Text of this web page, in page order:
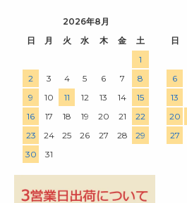
2026年8月
日
月 火 水 木 金
土
1
2
3 4 5 6 7
8
9
10 11 12 13 14
15
16
17 18 19 20 21
22
23
24 25 26 27 28
29
30
31
日
6
13
20
27